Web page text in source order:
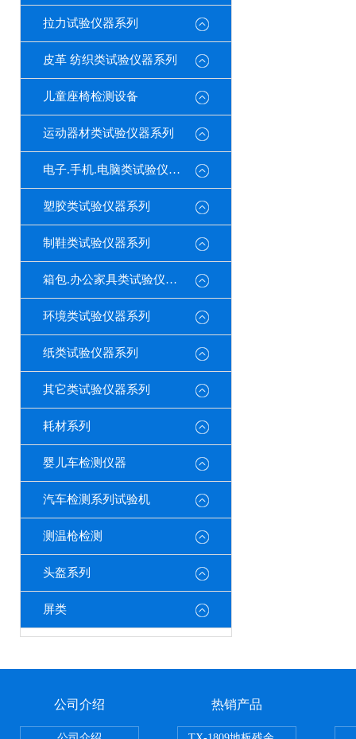
拉力试验仪器系列
皮革 纺织类试验仪器系列
儿童座椅检测设备
运动器材类试验仪器系列
电子.手机.电脑类试验仪器系列
塑胶类试验仪器系列
制鞋类试验仪器系列
箱包.办公家具类试验仪器系列
环境类试验仪器系列
纸类试验仪器系列
其它类试验仪器系列
耗材系列
婴儿车检测仪器
汽车检测系列试验机
测温枪检测
头盔系列
屏类
公司介绍 热销产品